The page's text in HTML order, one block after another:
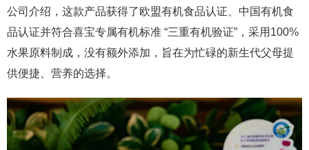
公司介绍，这款产品获得了欧盟有机食品认证、中国有机食
品认证并符合喜宝专属有机标准 “三重有机验证”，采用100%
水果原料制成，没有额外添加，旨在为忙碌的新生代父母提
供便捷、营养的选择。